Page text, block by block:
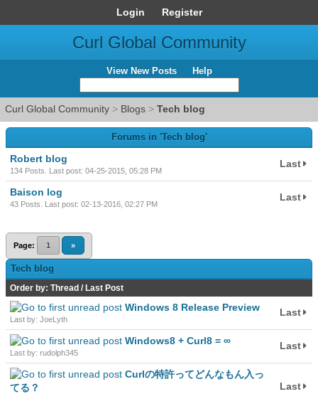
Login Register
Curl Global Community
View New Posts Help
Curl Global Community > Blogs > Tech blog
Forums in 'Tech blog'
Robert blog
134 Posts. Last post: 04-25-2015, 05:28 PM
Last
Baison log
43 Posts. Last post: 02-13-2016, 02:27 PM
Last
Page: 1 »
Tech blog
Order by: Thread / Last Post
Windows 8 Release Preview
Last by: JoeLyth
Last
Windows8 + Curl8 = ∞
Last by: rudolph345
Last
Curlの特許ってどんなもん入っ
てる？
Last